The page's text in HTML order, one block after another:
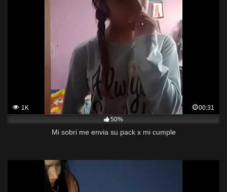
1K
00:31
50%
Mi sobri me envia su pack x mi cumple